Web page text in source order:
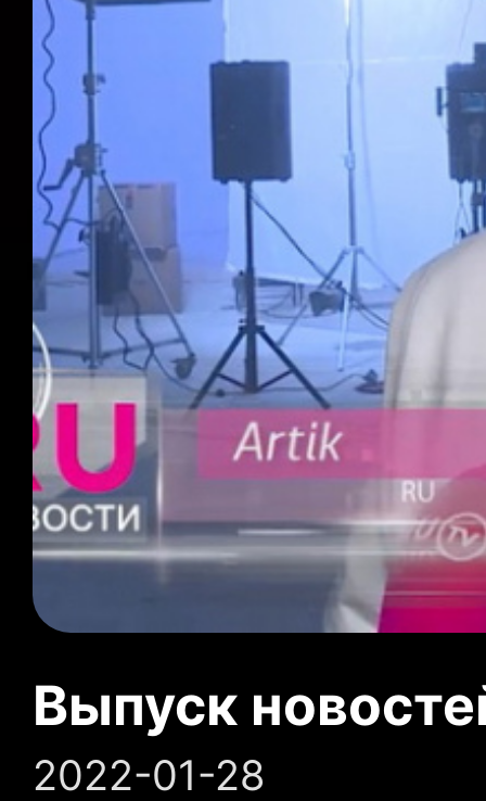
Выпуск
2022-01-28